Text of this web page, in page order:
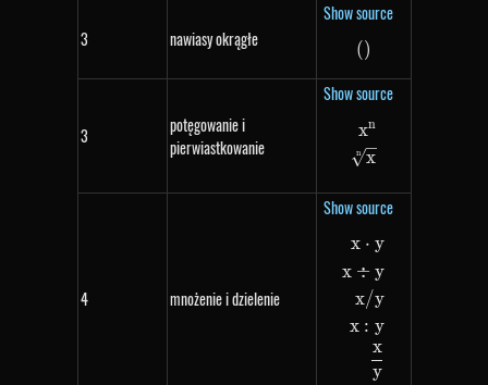
3 nawiasy okrągłe
Show source
()
( )
3
potęgowanie i
pierwiastkowanie
Show source
xn
n x
4 mnożenie i dzielenie
Show source
x ⋅ y
x ÷ y
x/y
x : y
y
x